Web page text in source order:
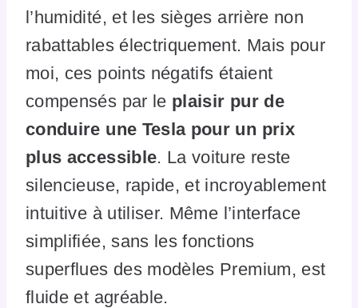
l’humidité, et les sièges arrière non
rabattables électriquement. Mais pour
moi, ces points négatifs étaient
compensés par le plaisir pur de
conduire une Tesla pour un prix
plus accessible. La voiture reste
silencieuse, rapide, et incroyablement
intuitive à utiliser. Même l’interface
simplifiée, sans les fonctions
superflues des modèles Premium, est
fluide et agréable.